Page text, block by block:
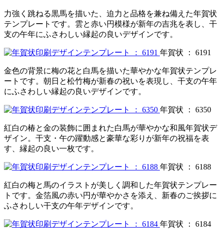
力強く跳ねる黒馬を描いた、迫力と品格を兼ね備えた年賀状
テンプレートです。雲と赤い円模様が新年の吉兆を表し、干
支の午年にふさわしい縁起の良いデザインです。
年賀状 ： 6191
金色の背景に梅の花と白馬を描いた華やかな年賀状テンプレ
ートです。朝日と松竹梅が新春の祝いを表現し、干支の午年
にふさわしい縁起の良いデザインです。
年賀状 ： 6350
紅白の椿と金の装飾に囲まれた白馬が華やかな和風年賀状デ
ザイン。干支・午の躍動感と豪華な彩りが新年の祝福を表
す、縁起の良い一枚です。
年賀状 ： 6188
紅白の梅と馬のイラストが美しく調和した年賀状テンプレー
トです。金箔風の赤い円が華やかさを添え、新春のご挨拶に
ふさわしい干支の午年デザインです。
年賀状 ： 6184